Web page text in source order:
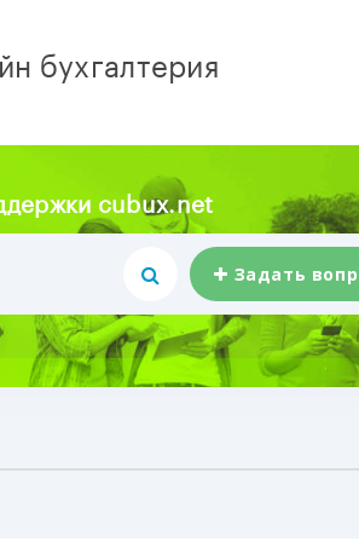
бухгалтерия
cubux.net
Задать